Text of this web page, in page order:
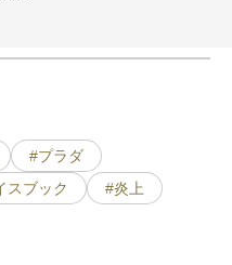
#プラダ
スブック
#炎上